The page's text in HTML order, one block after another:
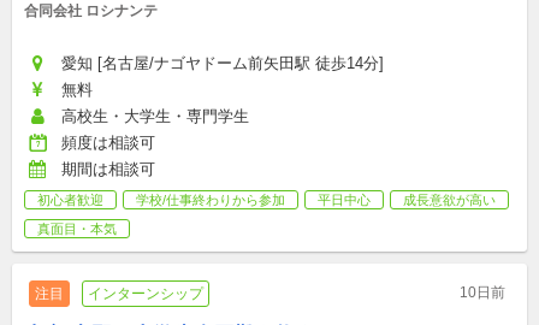
合同会社 ロシナンテ
愛知 [名古屋/ナゴヤドーム前矢田駅 徒歩14分]
無料
高校生・大学生・専門学生
頻度は相談可
期間は相談可
初心者歓迎 学校/仕事終わりから参加 平日中心
成長意欲が高い
真面目・本気
注目 インターンシップ 10日前